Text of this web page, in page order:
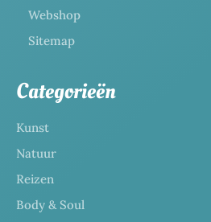
Webshop
Sitemap
Categorieën
Kunst
Natuur
Reizen
Body & Soul